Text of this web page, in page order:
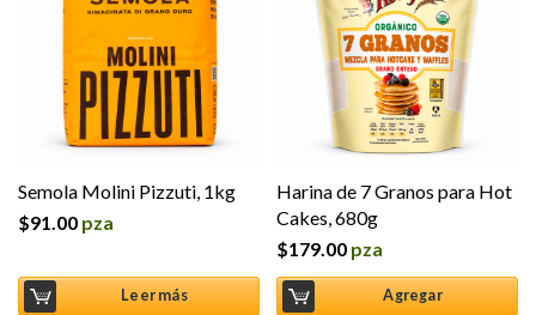
Semola Molini Pizzuti, 1kg
$91.00 pza
Leer más
Harina de 7 Granos para Hot
Cakes, 680g
$179.00 pza
Agregar